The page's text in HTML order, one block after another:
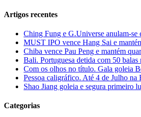
Artigos recentes
Ching Fung e G.Universe anulam-se
MUST IPO vence Hang Sai e
Chiba vence Pau Peng e mantém
Bali. Portuguesa detida com 50 balas
Com os olhos no título. Gala goleia
Pessoa caligráfico. Até 4 de Julho na
Shao Jiang goleia e segura primeiro
Categorias